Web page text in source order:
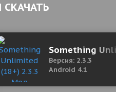
(полная версия)
Something
Версия: 2.3.3
Android 4.1